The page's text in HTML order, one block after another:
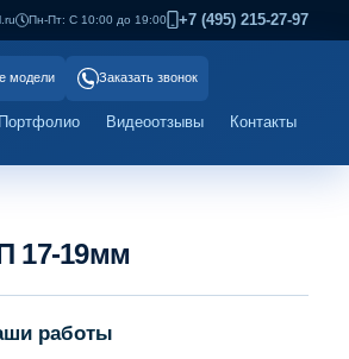
Пн-Пт: С 10:00 до 19:00 +7 (495) 215-27-97
модели Заказать звонок
Портфолио Видеоотзывы Контакты
17-19мм
работы